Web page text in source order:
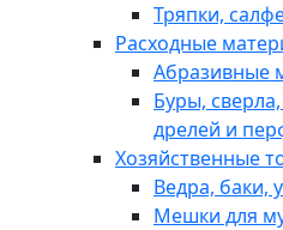
Тряпки,
Расходные
Абразивные
Буры,
дрелей и
Хозяйственные
Ведра, баки,
Мешки для